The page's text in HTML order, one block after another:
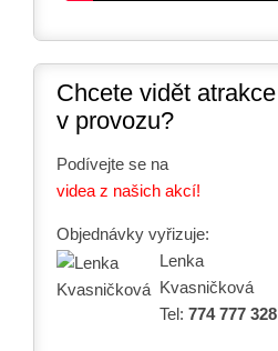
Chcete vidět atrakce
v provozu?
Podívejte se na
videa z našich akcí!
Objednávky vyřizuje:
Lenka
Kvasničková
Tel: 774 777 328